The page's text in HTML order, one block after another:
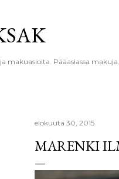
makuasioita. Pääasiassa makuja.
elokuuta 30, 2015
MARENKI